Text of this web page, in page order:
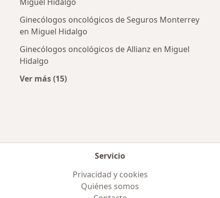
Ginecólogos oncológicos de Seguros Monterrey
en Miguel Hidalgo
Ginecólogos oncológicos de Allianz en Miguel
Hidalgo
Ver más (15)
Servicio
Privacidad y cookies
Quiénes somos